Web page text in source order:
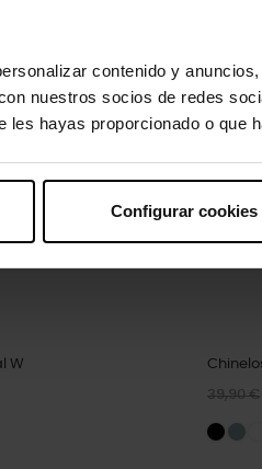
contenido y
nuestros socios de redes
les hayas proporcionado o que
Configurar cookies
W
39,90 €